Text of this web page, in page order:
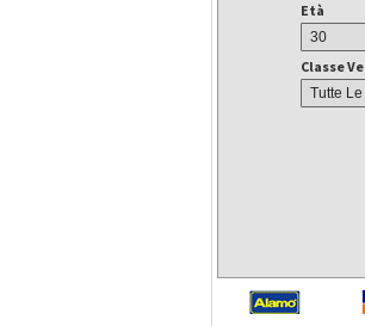
Età
Classe